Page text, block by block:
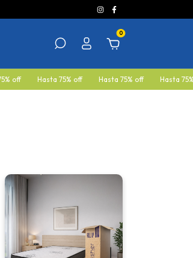
0
Hasta 75% off Hasta 75% off Hasta 75% off